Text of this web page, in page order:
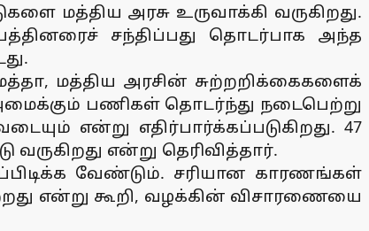
மத்திய அரசு உருவாக்கி வருகிறது.
சந்திப்பது தொடர்பாக அந்த
மத்திய அரசின் சுற்றறிக்கைகளைக்
பணிகள் தொடர்ந்து நடைபெற்று
என்று எதிர்பார்க்கப்படுகிறது. 47
என்று தெரிவித்தார்.
வேண்டும். சரியான காரணங்கள்
என்று கூறி, வழக்கின் விசாரணையை